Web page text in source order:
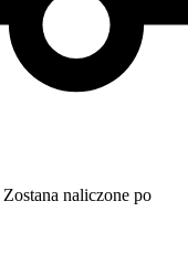
Zostana naliczone po